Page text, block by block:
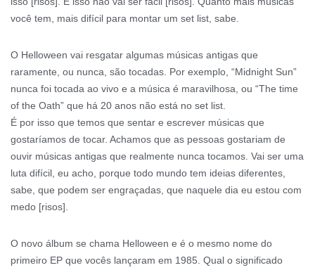
você tem, mais difícil para montar um set list, sabe.
O Helloween vai resgatar algumas músicas antigas que
raramente, ou nunca, são tocadas. Por exemplo, “Midnight Sun”
nunca foi tocada ao vivo e a música é maravilhosa, ou “The time
of the Oath” que há 20 anos não está no set list.
É por isso que temos que sentar e escrever músicas que
gostaríamos de tocar. Achamos que as pessoas gostariam de
ouvir músicas antigas que realmente nunca tocamos. Vai ser uma
luta difícil, eu acho, porque todo mundo tem ideias diferentes,
sabe, que podem ser engraçadas, que naquele dia eu estou com
medo [risos].
O novo álbum se chama Helloween e é o mesmo nome do
primeiro EP que vocês lançaram em 1985. Qual o significado